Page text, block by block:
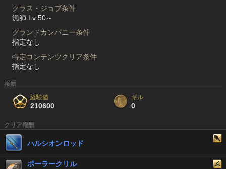
クラス・ジョブ条件
漁師 Lv 50～
グランドカンパニー条件
指定なし
特定コンテンツクリア条件
指定なし
報酬
経験値
210600
ギル
0
クリア報酬
ハルシオンロッド
ポーラークリル